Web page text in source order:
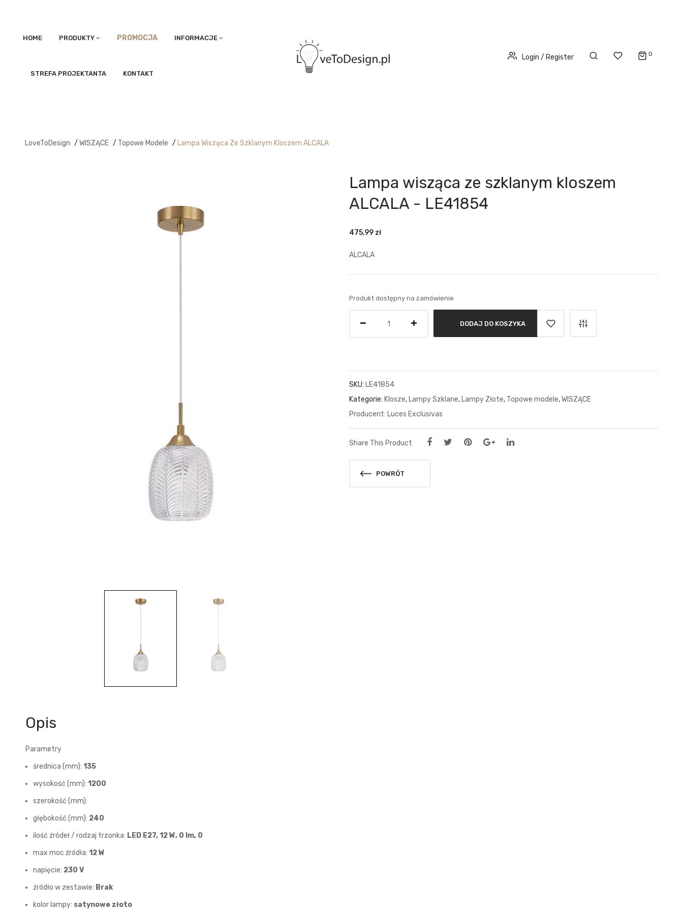
HOME PRODUKTY PROMOCJA INFORMACJE
STREFA PROJEKTANTA KONTAKT
Login / Register 0
LoveToDesign / WISZĄCE / Topowe Modele / Lampa Wisząca Ze Szklanym Kloszem ALCALA
Lampa wisząca ze szklanym kloszem
ALCALA - LE41854
475,99 zł
ALCALA
Produkt dostępny na zamówienie
DODAJ DO KOSZYKA
SKU: LE41854
Kategorie: Klosze, Lampy Szklane, Lampy Złote, Topowe modele,WISZĄCE
Luces Exclusivas
Share This Product
POWRÓT
Opis
Parametry
średnica (mm): 135
wysokość (mm): 1200
szerokość (mm):
głębokość (mm): 240
ilość źródeł / rodzaj trzonka: LED E27, 12 W, 0 lm, 0
max moc źródła: 12 W
napięcie: 230 V
źródło w zestawie: Brak
kolor lampy: satynowe złoto